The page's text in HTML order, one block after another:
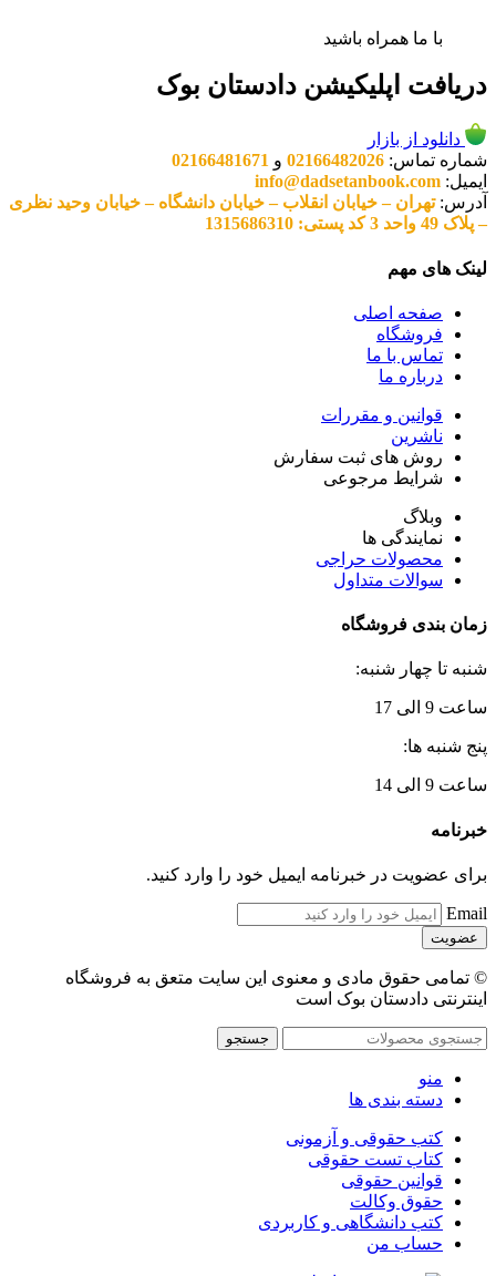
با ما همراه باشید
دریافت اپلیکیشن دادستان بوک
دانلود از بازار
شماره تماس: 02166482026 و 02166481671
ایمیل: info@dadsetanbook.com
آدرس:تهران – خیابان انقلاب – خیابان دانشگاه – خیابان وحید نظری
– پلاک 49 واحد 3 کد پستی: 1315686310
لینک های مهم
صفحه اصلی
فروشگاه
تماس با ما
درباره ما
قوانین و مقررات
ناشرین
روش های ثبت سفارش
شرایط مرجوعی
وبلاگ
نمایندگی ها
محصولات حراجی
سوالات متداول
زمان بندی فروشگاه
شنبه تا چهار شنبه:
ساعت 9 الی 17
پنج شنبه ها:
ساعت 9 الی 14
خبرنامه
برای عضویت در خبرنامه ایمیل خود را وارد کنید.
Email
© تمامی حقوق مادی و معنوی این سایت متعق به فروشگاه
اینترنتی دادستان بوک است
جستجو
منو
دسته بندی ها
کتب حقوقی و آزمونی
کتاب تست حقوقی
قوانین حقوقی
حقوق وکالت
کتب دانشگاهی و کاربردی
حساب من